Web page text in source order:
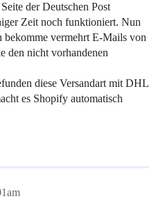
der Deutschen Post
Zeit noch funktioniert. Nun
bekomme vermehrt E-Mails von
den nicht vorhandenen
diese Versandart mit DHL
es Shopify automatisch